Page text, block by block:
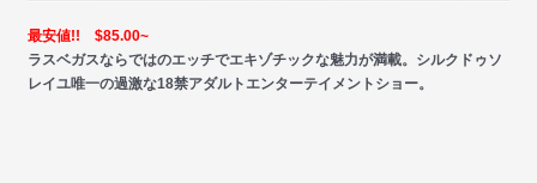
最安値!! $85.00~
ラスベガスならではのエッチでエキゾチックな魅力が満載。シルクドゥソ
レイユ唯一の過激な18禁アダルトエンターテイメントショー。